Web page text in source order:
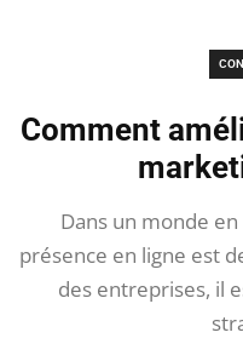
Comment
Dans un monde
présence en ligne est
des entreprises, il